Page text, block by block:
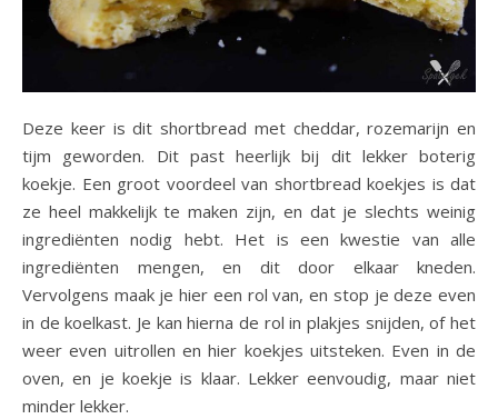
Deze keer is dit shortbread met cheddar, rozemarijn en
tijm geworden. Dit past heerlijk bij dit lekker boterig
koekje. Een groot voordeel van shortbread koekjes is dat
ze heel makkelijk te maken zijn, en dat je slechts weinig
ingrediënten nodig hebt. Het is een kwestie van alle
ingrediënten mengen, en dit door elkaar kneden.
Vervolgens maak je hier een rol van, en stop je deze even
in de koelkast. Je kan hierna de rol in plakjes snijden, of het
weer even uitrollen en hier koekjes uitsteken. Even in de
oven, en je koekje is klaar. Lekker eenvoudig, maar niet
minder lekker.